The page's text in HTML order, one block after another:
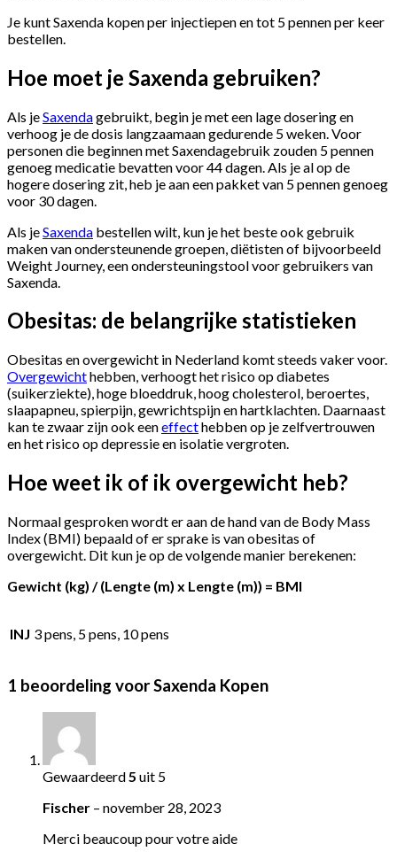
Je kunt Saxenda kopen per injectiepen en tot 5 pennen per keer
bestellen.
Hoe moet je Saxenda gebruiken?
Als jeSaxendagebruikt, begin je met een lage dosering en
verhoog je de dosis langzaamaan gedurende 5 weken. Voor
personen die beginnen met Saxendagebruik zouden 5 pennen
genoeg medicatie bevatten voor 44 dagen. Als je al op de
hogere dosering zit, heb je aan een pakket van 5 pennen genoeg
voor 30 dagen.
Als jeSaxenda bestellen wilt, kun je het beste ook gebruik
maken van ondersteunende groepen, diëtisten of bijvoorbeeld
Weight Journey, een ondersteuningstool voor gebruikers van
Saxenda.
Obesitas: de belangrijke statistieken
Obesitas en overgewicht in Nederland komt steeds vaker voor.
Overgewichthebben, verhoogt het risico op diabetes
(suikerziekte), hoge bloeddruk, hoog cholesterol, beroertes,
slaapapneu, spierpijn, gewrichtspijn en hartklachten. Daarnaast
kan te zwaar zijn ook eeneffecthebben op je zelfvertrouwen
en het risico op depressie en isolatie vergroten.
Hoe weet ik of ik overgewicht heb?
Normaal gesproken wordt er aan de hand van de Body Mass
Index (BMI) bepaald of er sprake is van obesitas of
overgewicht. Dit kun je op de volgende manier berekenen:
Gewicht (kg) / (Lengte (m) x Lengte (m)) = BMI
INJ 3 pens, 5 pens, 10 pens
1 beoordeling voorSaxenda Kopen
Gewaardeerd 5 uit 5
Fischer – november 28, 2023
Merci beaucoup pour votre aide